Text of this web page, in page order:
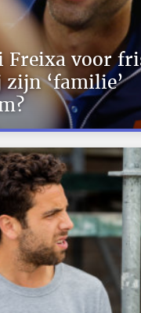
Freixa voor
‘familie’